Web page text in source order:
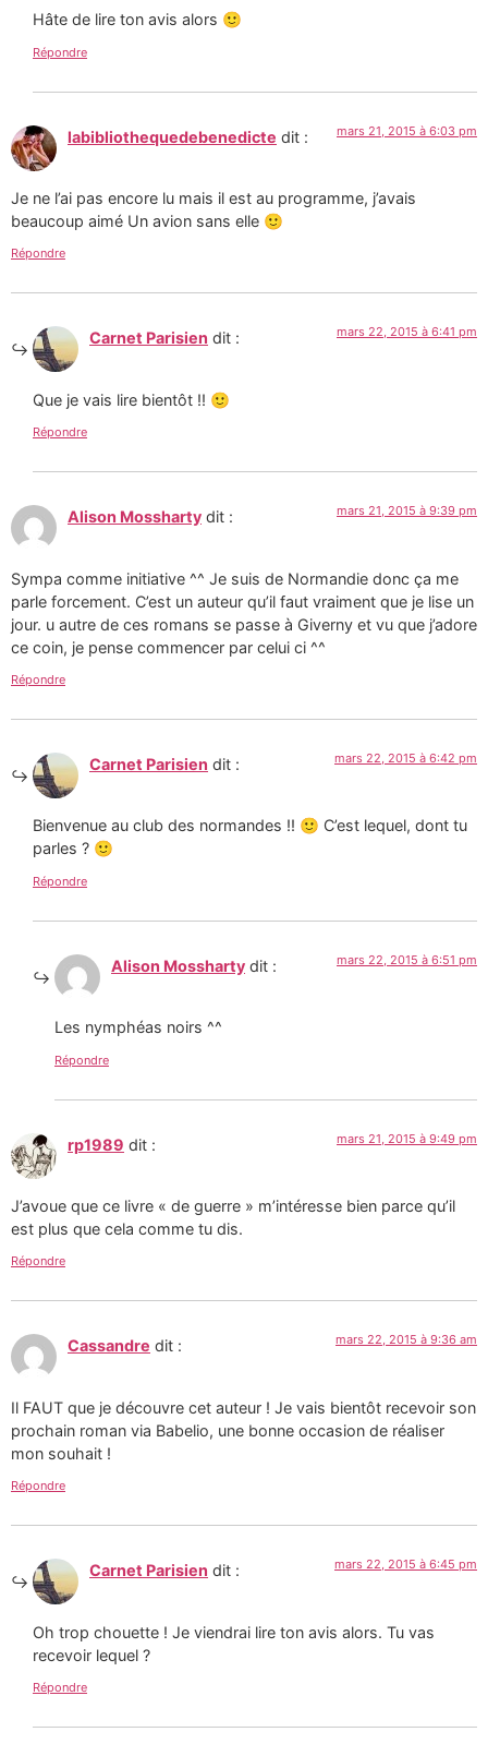
Hâte de lire ton avis alors 🙂
Répondre
labibliothequedebenedicte dit : mars 21, 2015 à 6:03 pm
Je ne l’ai pas encore lu mais il est au programme, j’avais
beaucoup aimé Un avion sans elle 🙂
Répondre
Carnet Parisien dit : mars 22, 2015 à 6:41 pm
Que je vais lire bientôt !! 🙂
Répondre
Alison Mossharty dit : mars 21, 2015 à 9:39 pm
Sympa comme initiative ^^ Je suis de Normandie donc ça me
parle forcement. C’est un auteur qu’il faut vraiment que je lise un
jour. u autre de ces romans se passe à Giverny et vu que j’adore
ce coin, je pense commencer par celui ci ^^
Répondre
Carnet Parisien dit : mars 22, 2015 à 6:42 pm
Bienvenue au club des normandes !! 🙂 C’est lequel, dont tu
parles ? 🙂
Répondre
Alison Mossharty dit : mars 22, 2015 à 6:51 pm
Les nymphéas noirs ^^
Répondre
rp1989 dit : mars 21, 2015 à 9:49 pm
J’avoue que ce livre « de guerre » m’intéresse bien parce qu’il
est plus que cela comme tu dis.
Répondre
Cassandre dit : mars 22, 2015 à 9:36 am
Il FAUT que je découvre cet auteur ! Je vais bientôt recevoir son
prochain roman via Babelio, une bonne occasion de réaliser
mon souhait !
Répondre
Carnet Parisien dit : mars 22, 2015 à 6:45 pm
Oh trop chouette ! Je viendrai lire ton avis alors. Tu vas
recevoir lequel ?
Répondre